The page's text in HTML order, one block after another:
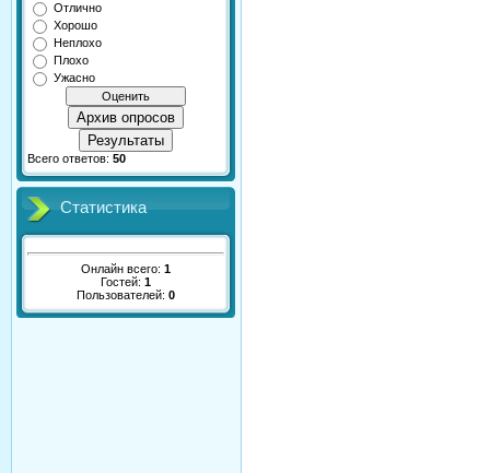
Отлично
Хорошо
Неплохо
Плохо
Ужасно
Архив опросов
Результаты
Всего ответов: 50
Статистика
Онлайн всего: 1
Гостей: 1
Пользователей: 0